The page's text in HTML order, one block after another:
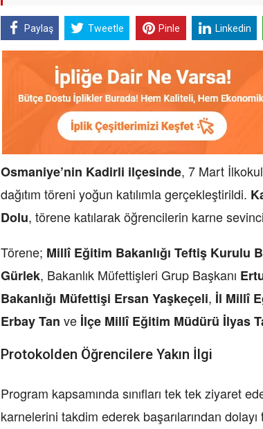
Paylaş Tweetle Pinle Linkedin
Osmaniye’nin Kadirli ilçesinde, 7 Mart
dağıtım töreni yoğun katılımla gerçekleştirildi.
Dolu, törene katılarak öğrencilerin karne
Törene; Millî Eğitim Bakanlığı Teftiş Kurulu
Gürlek, Bakanlık Müfettişleri Grup Başkanı
Bakanlığı Müfettişi Ersan Yaşkeçeli, İl Millî
Erbay Tan ve İlçe Millî Eğitim Müdürü İlyas
Protokolden Öğrencilere Yakın İlgi
Program kapsamında sınıfları tek tek ziyaret
karnelerini takdim ederek başarılarından